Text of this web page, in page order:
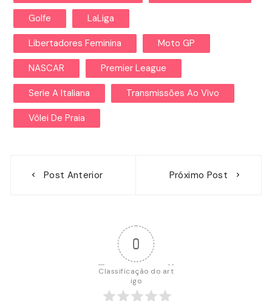
Golfe LaLiga
Libertadores Feminina Moto GP
NASCAR Premier League
Serie A Italiana Transmissões Ao Vivo
Vôlei De Praia
Post Anterior Próximo Post
0
Classificação do art
igo